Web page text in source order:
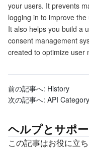
Secure Content
Multiple Network
Cloud GPU Service
CVM Dedicated
Tencent Cloud
Tencent
Tencent Cloud Mesh
Tencent
分散型クラウド
Cloud Dedicated
Cloud Dedicated
マイクロサービス
Service Registry
Serverless Cloud
基本ストレージサービス
Cloud File Storage
Cloud Log Service
リレーショナルデータ
your users. It prevents
logging in to improve
It also helps you build a
consent management
created to optimize user
前の記事へ: History
次の記事へ: API Category
ヘルプとサポ
この記事はお役に立